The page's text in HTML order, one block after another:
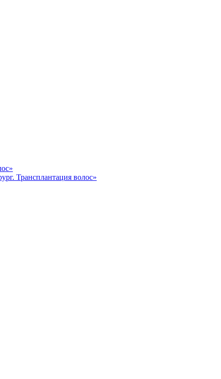
Трансплантация волос»